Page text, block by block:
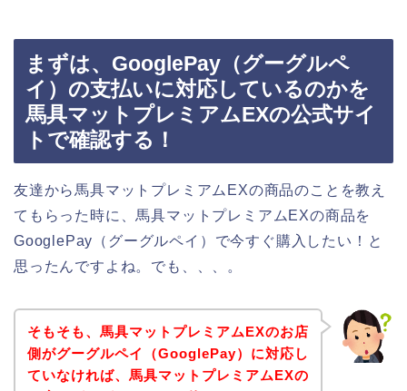
まずは、GooglePay（グーグルペ
イ）の支払いに対応しているのかを
馬具マットプレミアムEXの公式サイ
トで確認する！
友達から馬具マットプレミアムEXの商品のことを教え
てもらった時に、馬具マットプレミアムEXの商品を
GooglePay（グーグルペイ）で今すぐ購入したい！と
思ったんですよね。でも、、、。
そもそも、馬具マットプレミアムEXのお店
側がグーグルペイ（GooglePay）に対応し
ていなければ、馬具マットプレミアムEXの